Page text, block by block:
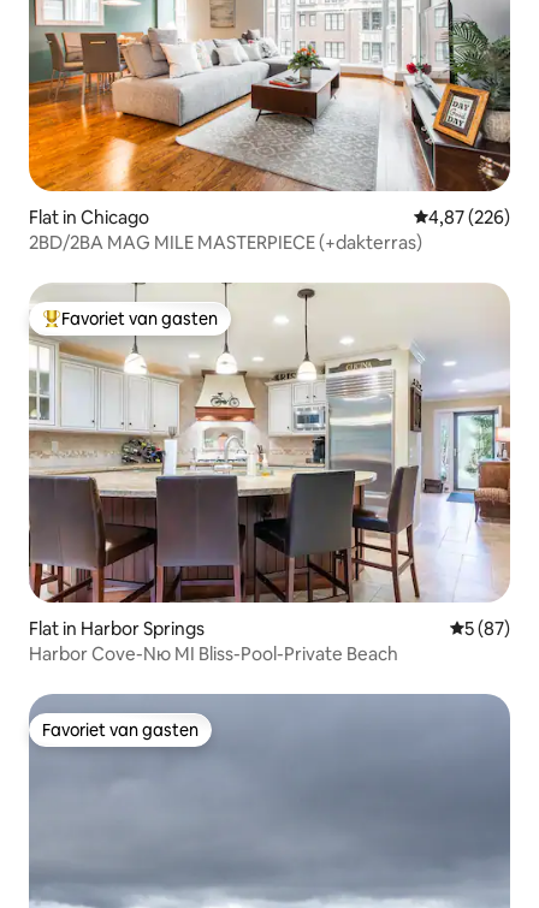
Flat in Chicago Gemiddelde
4,87 (226)
2BD/2BA MAG MILE MASTERPIECE (+dakterras)
Topfavoriet van gasten
Favoriet van gasten
Flat in Harbor Springs
5 (87)
Harbor Cove-Nю MI Bliss-Pool-Private Beach
Favoriet van gasten
Favoriet van gasten